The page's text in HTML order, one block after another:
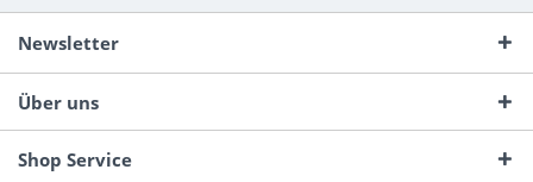
Newsletter
Über uns
Shop Service